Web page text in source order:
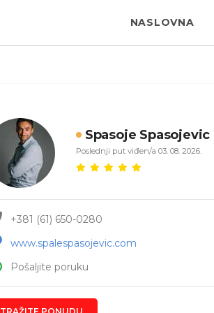
NASLOVNA
Spasoje Spasojevic
Poslednji put viđen/a 03. 08. 2026.
+381 (61) 650-0280
www.spalespasojevic.com
Pošaljite poruku